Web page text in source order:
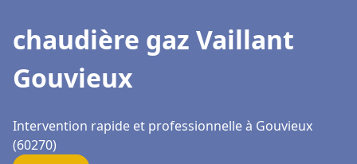
chaudière gaz Vaillant
Gouvieux
Intervention rapide et professionnelle à Gouvieux
(60270)